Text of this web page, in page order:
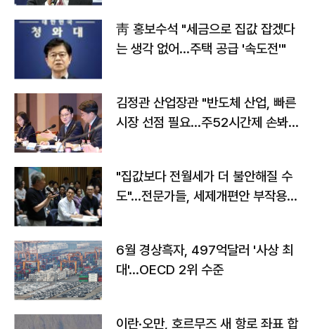
靑 홍보수석 "세금으로 집값 잡겠다
는 생각 없어…주택 공급 '속도전'"
김정관 산업장관 "반도체 산업, 빠른
시장 선점 필요…주52시간제 손봐
"집값보다 전월세가 더 불안해질 수
도"…전문가들, 세제개편안 부작용
6월 경상흑자, 497억달러 '사상 최
대'…OECD 2위 수준
이란·오만, 호르무즈 새 항로 좌표 합